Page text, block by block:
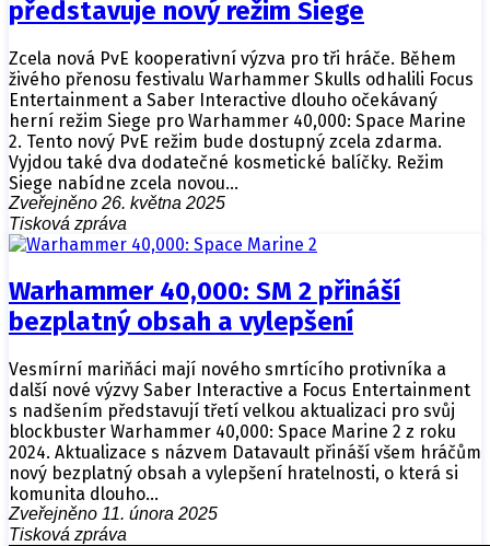
představuje nový režim Siege
Zcela nová PvE kooperativní výzva pro tři hráče. Během
živého přenosu festivalu Warhammer Skulls odhalili Focus
Entertainment a Saber Interactive dlouho očekávaný
herní režim Siege pro Warhammer 40,000: Space Marine
2. Tento nový PvE režim bude dostupný zcela zdarma.
Vyjdou také dva dodatečné kosmetické balíčky. Režim
Siege nabídne zcela novou…
Zveřejněno 26. května 2025
Tisková zpráva
Warhammer 40,000: SM 2 přináší
bezplatný obsah a vylepšení
Vesmírní mariňáci mají nového smrtícího protivníka a
další nové výzvy Saber Interactive a Focus Entertainment
s nadšením představují třetí velkou aktualizaci pro svůj
blockbuster Warhammer 40,000: Space Marine 2 z roku
2024. Aktualizace s názvem Datavault přináší všem hráčům
nový bezplatný obsah a vylepšení hratelnosti, o která si
komunita dlouho…
Zveřejněno 11. února 2025
Tisková zpráva